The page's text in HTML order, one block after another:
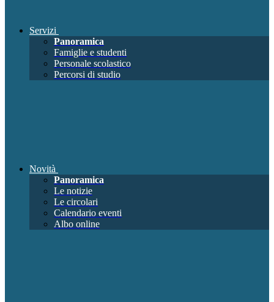
Servizi
Panoramica
Famiglie e studenti
Personale scolastico
Percorsi di studio
Novità
Panoramica
Le notizie
Le circolari
Calendario eventi
Albo online